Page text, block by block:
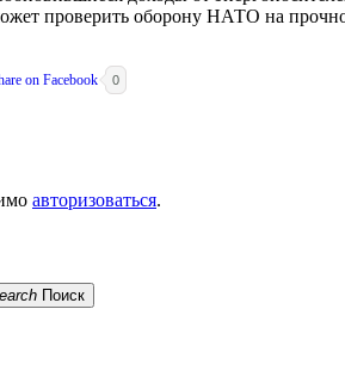
проверить оборону НАТО на
0
авторизоваться.
Поиск